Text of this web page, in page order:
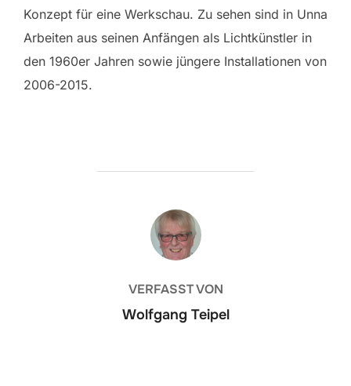
Konzept für eine Werkschau. Zu sehen sind in Unna
Arbeiten aus seinen Anfängen als Lichtkünstler in
den 1960er Jahren sowie jüngere Installationen von
2006-2015.
BEITRAGSAUTOR
VERFASST VON
Wolfgang Teipel